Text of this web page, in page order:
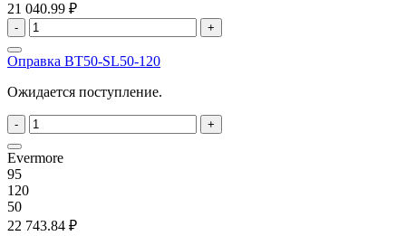
21 040.99 ₽
- +
Оправка BT50-SL50-120
Ожидается поступление.
- +
Evermore
95
120
50
22 743.84 ₽